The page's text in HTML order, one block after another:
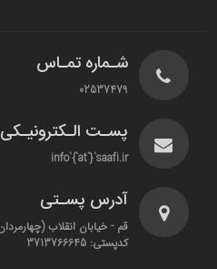
شـماره تمـاس
02537479
پسـت الـکترونیـکی
info`{`at`}`saafi.ir
آدرس پسـتی
کدپستی: 3713766645